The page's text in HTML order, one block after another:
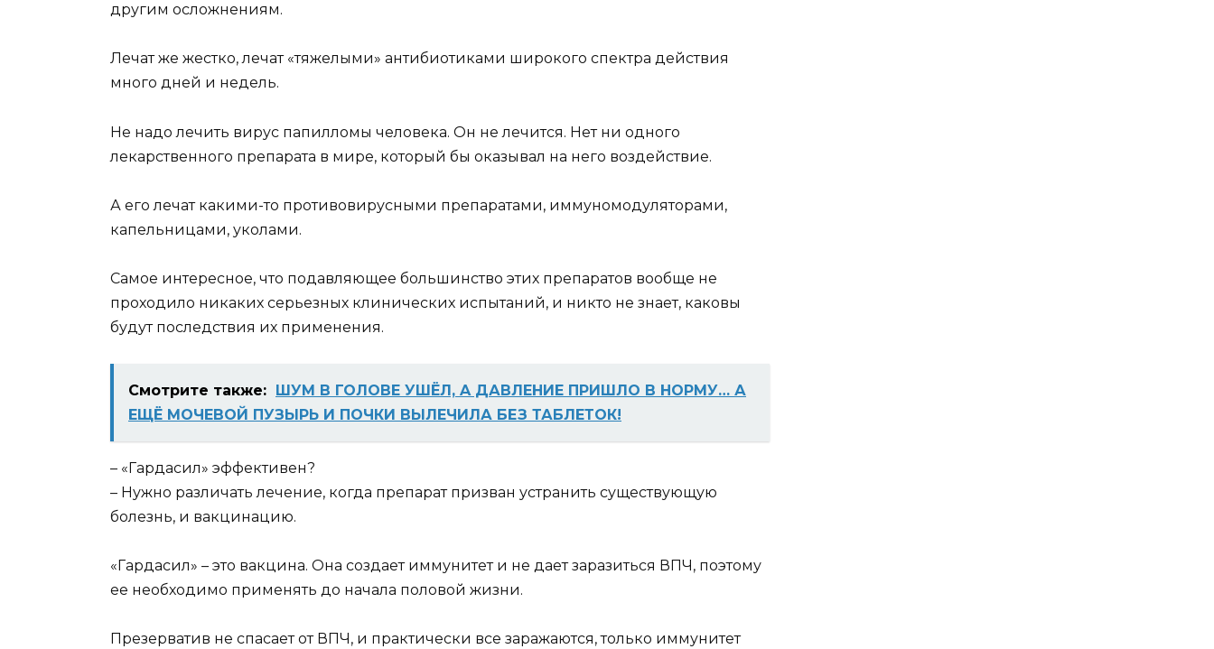
другим осложнениям.
Лечат же жестко, лечат «тяжелыми» антибиотиками широкого спектра действия
много дней и недель.
Не надо лечить вирус папилломы человека. Он не лечится. Нет ни одного
лекарственного препарата в мире, который бы оказывал на него воздействие.
А его лечат какими-то противовирусными препаратами, иммуномодуляторами,
капельницами, уколами.
Самое интересное, что подавляющее большинство этих препаратов вообще не
проходило никаких серьезных клинических испытаний, и никто не знает, каковы
будут последствия их применения.
Смотрите также: ШУМ В ГОЛОВЕ УШЁЛ, A ДАВЛЕНИЕ ПРИШЛО В НОРМУ… А
ЕЩЁ МОЧЕВОЙ ПУЗЫРЬ И ПОЧКИ ВЫЛЕЧИЛА БЕЗ ТАБЛЕТОК!
– «Гардасил» эффективен?
– Нужно различать лечение, когда препарат призван устранить существующую
болезнь, и вакцинацию.
«Гардасил» – это вакцина. Она создает иммунитет и не дает заразиться ВПЧ, поэтому
ее необходимо применять до начала половой жизни.
Презерватив не спасает от ВПЧ, и практически все заражаются, только иммунитет